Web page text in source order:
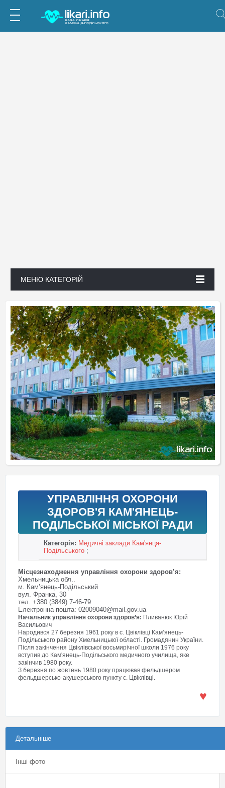
МЕНЮ КАТЕГОРІЙ
УПРАВЛІННЯ ОХОРОНИ
ЗДОРОВ'Я КАМ'ЯНЕЦЬ-
ПОДІЛЬСЬКОЇ МІСЬКОЇ РАДИ
Категорія: Медичні заклади Кам'янця-
Подільського ;
Місцезнаходження управління охорони здоров’я:
Хмельницька обл..
м. Кам’янець-Подільський
вул. Франка, 30
тел. +380 (3849) 7-46-79
Електронна пошта: 02009040@mail.gov.ua
Начальник управління охорони здоров’я: Пливанюк Юрій
Васильович
Народився 27 березня 1961 року в с. Цвіклівці Кам’янець-
Подільського району Хмельницької області. Громадянин України.
Після закінчення Цвіклівської восьмирічної школи 1976 року
вступив до Кам'янець-Подільського медичного училища, яке
закінчив 1980 року.
З березня по жовтень 1980 року працював фельдшером
фельдшерсько-акушерського пункту с. Цвіклівці.
♥
Детальніше
Інші фото